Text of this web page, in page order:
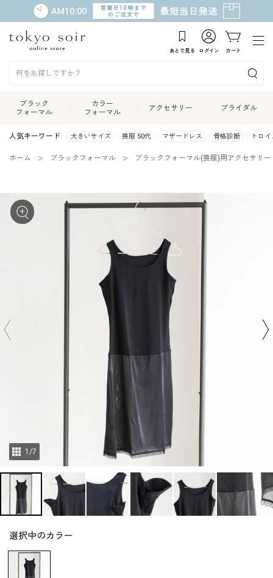
あとで見る ログイン カート
ブラック
フォーマル
カラー
フォーマル
アクセサリー ブライダル
人気キーワード 大きいサイズ 喪服 50代 マザードレス 骨格診断 トロ
ホーム ブラックフォーマル ブラックフォーマル(喪服)用アクセサリー
1 /7
選択中のカラー